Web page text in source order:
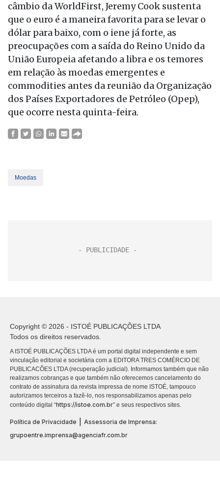
câmbio da WorldFirst, Jeremy Cook sustenta
que o euro é a maneira favorita para se levar o
dólar para baixo, com o iene já forte, as
preocupações com a saída do Reino Unido da
União Europeia afetando a libra e os temores
em relação às moedas emergentes e
commodities antes da reunião da Organização
dos Países Exportadores de Petróleo (Opep),
que ocorre nesta quinta-feira.
Moedas
Copyright © 2026 - ISTOÉ PUBLICAÇÕES LTDA
Todos os direitos reservados.
A ISTOÉ PUBLICAÇÕES LTDA é um portal digital independente e sem
vinculação editorial e societária com a EDITORA TRES COMÉRCIO DE
PUBLICACÕES LTDA (recuperação judicial). Informamos também que não
realizamos cobranças e que também não oferecemos cancelamento do
contrato de assinatura da revista impressa de nome ISTOÉ, tampouco
autorizamos terceiros a fazê-lo, nos responsabilizamos apenas pelo
conteúdo digital “https://istoe.com.br” e seus respectivos sites.
Política de Privacidade
Assessoria de Imprensa:
grupoentre.imprensa@agenciafr.com.br